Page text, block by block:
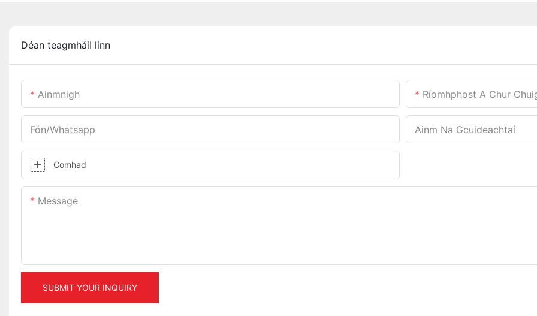
Déan teagmháil linn
Ainmnigh Ríomhphost A Chur
Fón/whatsapp Ainm Na Gcuideachtaí
Comhad
Message
SUBMIT YOUR INQUIRY